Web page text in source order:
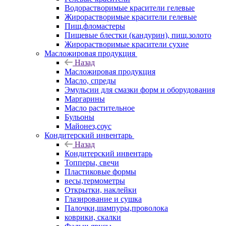
Водорастворимые красители гелевые
Жирорастворимые красители гелевые
Пищ.фломастеры
Пищевые блестки (кандурин), пищ.золото
Жирорастворимые красители сухие
Масложировая продукция
Назад
Масложировая продукция
Масло, спреды
Эмульсии для смазки форм и оборудования
Маргарины
Масло растительное
Бульоны
Майонез,соус
Кондитерский инвентарь
Назад
Кондитерский инвентарь
Топперы, свечи
Пластиковые формы
весы,термометры
Открытки, наклейки
Глазирование и сушка
Палочки,шампуры,проволока
коврики, скалки